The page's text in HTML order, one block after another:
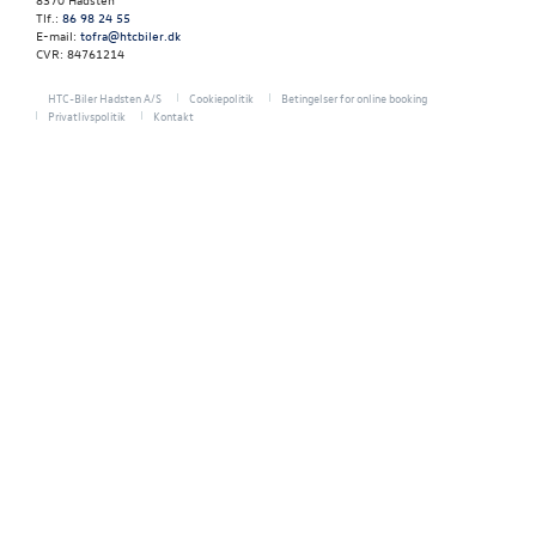
Tlf.: 86 98 24 55
E-mail: tofra@htcbiler.dk
CVR: 84761214
HTC-Biler Hadsten A/S Cookiepolitik
Betingelser for online booking
Privatlivspolitik
Kontakt